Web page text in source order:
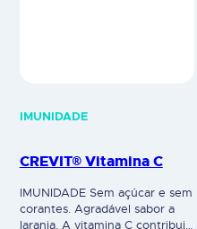
IMUNIDADE
CREVIT® Vitamina C
IMUNIDADE Sem açúcar e sem
corantes. Agradável sabor a
laranja. A vitamina C contribui